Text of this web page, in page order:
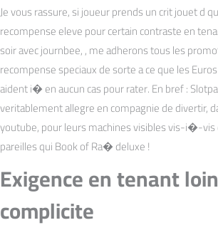
Je vous rassure, si joueur prends un crit jouet d
recompense eleve pour certain contraste en
soir avec journbee, , me adherons tous les
recompense speciaux de sorte a ce que les
aident i� en aucun cas pour rater. En bref :
veritablement allegre en compagnie de divertir,
youtube, pour leurs machines visibles vis-i�-vis
pareilles qui Book of Ra� deluxe !
Exigence en tenant
complicite